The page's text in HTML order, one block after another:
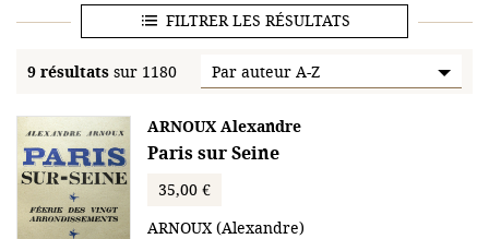
FILTRER LES RÉSULTATS
9 résultats sur 1180
ARNOUX Alexandre
Paris sur Seine
35,00 €
ARNOUX (Alexandre)